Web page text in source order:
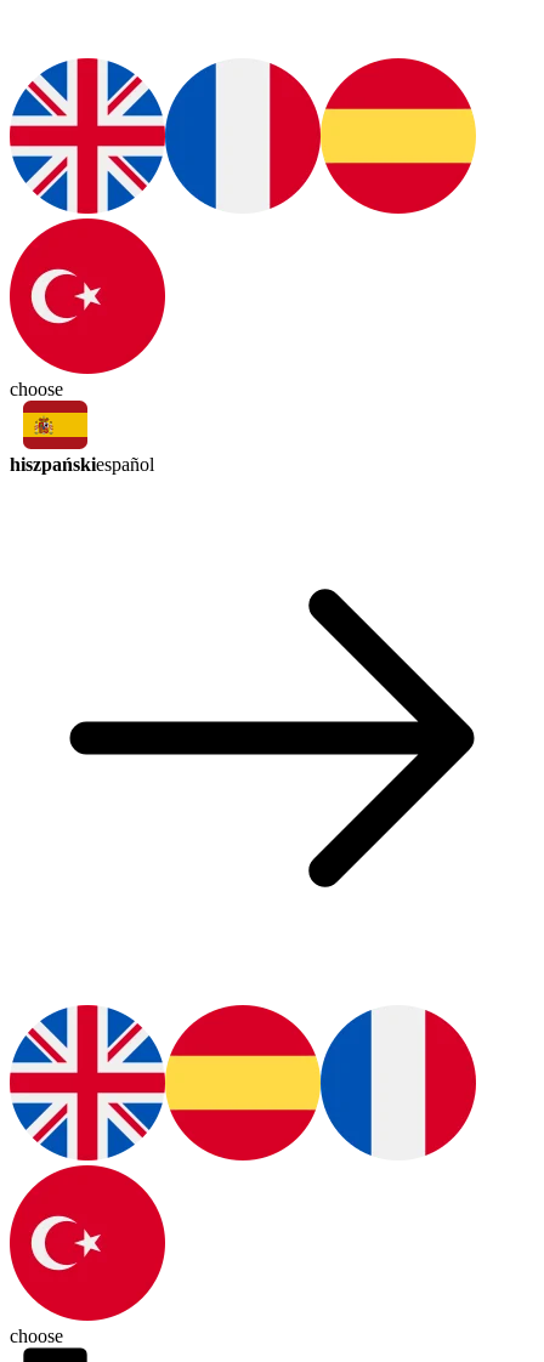
choose
hiszpańskiespañol
choose